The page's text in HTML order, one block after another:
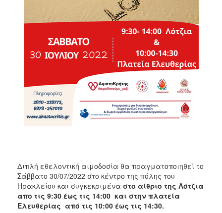
ΠΟΛΙΤΙΣΜΟΣ
Διπλή εθελοντική αιμοδοσία θα πραγματοποιηθεί το
Σάββατο 30/07/2022 στο κέντρο της πόλης του
Ηρακλείου και συγκεκριμένα στο αίθριο της Λότζια
απο τις 9:30 έως τις 14:00 και στην πλατεία
Ελευθερίας από τις 10:00 έως τις 14:30.